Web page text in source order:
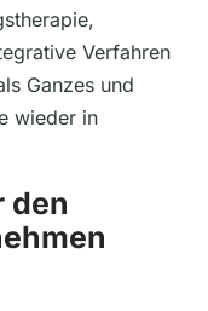
Verfahren
Ganzes und
wieder in
den